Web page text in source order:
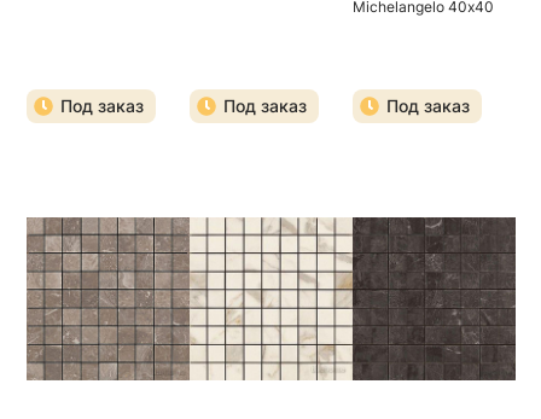
Под заказ Под заказ
Michelangelo 40х40
Под заказ